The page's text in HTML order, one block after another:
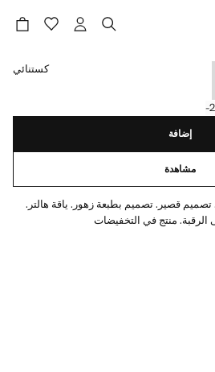
‎-
كستنائي
إضافة
مشاهدة
قصير. تصميم بطبعة زهور. ياقة هالتر.
منتج في التخفيضات